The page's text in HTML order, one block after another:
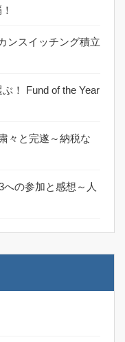
ンスイッチング積立
！ Fund of the Year
々と完遂～納税な
の参加と感想～人